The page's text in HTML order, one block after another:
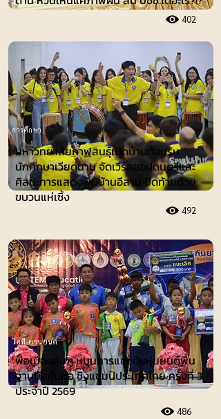
402
มหาวิทยาลัยกาฬสินธุ์เปิดบ้านต้อนรับ
นักศึกษาเวียดนาม จัดเวิร์คชอปดนตรีและ
ศิลปะการแสดงพื้นบ้านอีสาน ปิดท้ายด้วย
ขบวนแห่เซิ้ง
492
การศึกษา
พ่อเมืองลุ่มภู หนุนการแข่งขันหุ่นยนต์พื้น
ฐานบังคับมือ ชิงแชมป์ประเทศไทย ครั้งที่ 3
ประจำปี 2569
486
ไอที-ยานยนต์